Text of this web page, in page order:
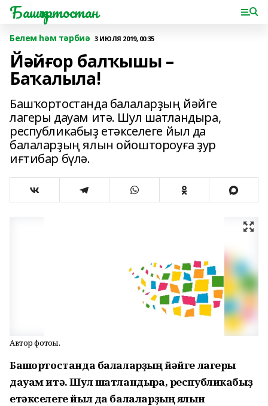
Башҡортостан
Белем һәм тәрбиә 3 ИЮЛЯ 2019, 00:35
Йәйғор балҡышы –
Баҡалыла!
Башҡортостанда балаларҙың йәйге
лагеры дауам итә. Шул шатландыра,
республикабыҙ етәкселеге йыл да
балаларҙың ялын ойоштороуға ҙур
иғтибар бүлә.
Автор фотоһы.
Башҡортостанда балаларҙың йәйге лагеры
дауам итә. Шул шатландыра, республикабыҙ
етәкселеге йыл да балаларҙың ялын